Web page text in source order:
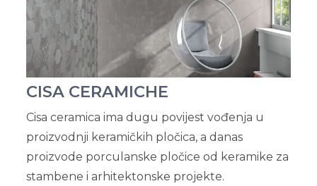
CISA CERAMICHE
Cisa ceramica ima dugu povijest vođenja u
proizvodnji keramičkih pločica, a danas
proizvode porculanske pločice od keramike za
stambene i arhitektonske projekte.